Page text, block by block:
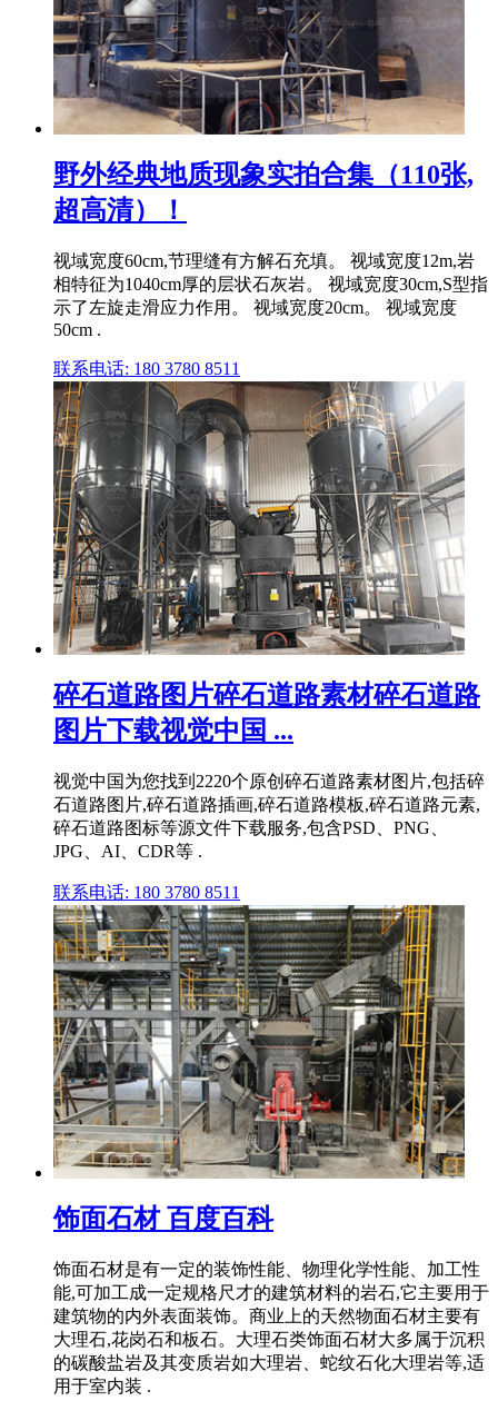
野外经典地质现象实拍合集（110张,
超高清）！
视域宽度60cm,节理缝有方解石充填。 视域宽度12m,岩
相特征为1040cm厚的层状石灰岩。 视域宽度30cm,S型指
示了左旋走滑应力作用。 视域宽度20cm。 视域宽度
50cm .
联系电话: 180 3780 8511
碎石道路图片碎石道路素材碎石道路
图片下载视觉中国 ...
视觉中国为您找到2220个原创碎石道路素材图片,包括碎
石道路图片,碎石道路插画,碎石道路模板,碎石道路元素,
碎石道路图标等源文件下载服务,包含PSD、PNG、
JPG、AI、CDR等 .
联系电话: 180 3780 8511
饰面石材 百度百科
饰面石材是有一定的装饰性能、物理化学性能、加工性
能,可加工成一定规格尺才的建筑材料的岩石,它主要用于
建筑物的内外表面装饰。商业上的天然物面石材主要有
大理石,花岗石和板石。大理石类饰面石材大多属于沉积
的碳酸盐岩及其变质岩如大理岩、蛇纹石化大理岩等,适
用于室内装 .